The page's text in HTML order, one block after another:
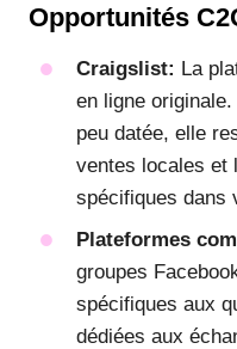
Opportunités
Craigslist: La
en ligne
peu datée, elle
ventes locales et
spécifiques dans
Plateformes
groupes
spécifiques aux
dédiées aux